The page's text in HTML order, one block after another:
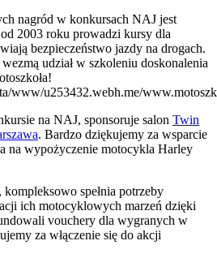
nagród w konkursach NAJ jest
od 2003 roku prowadzi kursy dla
bezpieczeństwo jazdy na drogach.
udział w szkoleniu doskonalenia
www/u253432.webh.me/
na NAJ, sponsoruje salon Twin
. Bardzo dziękujemy za wsparcie
na wypożyczenie motocykla Harley
, kompleksowo spełnia potrzeby
ich motocyklowych marzeń dzięki
vouchery dla wygranych w
za włączenie się do akcji